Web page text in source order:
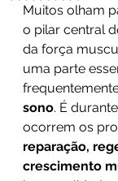
Muitos olham
o pilar central
da força
uma parte
sono. É
ocorrem os
reparação,
crescimento